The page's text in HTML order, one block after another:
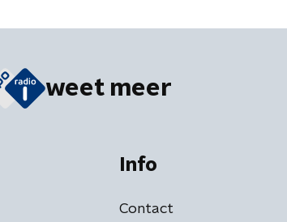
weet meer
Info
Contact